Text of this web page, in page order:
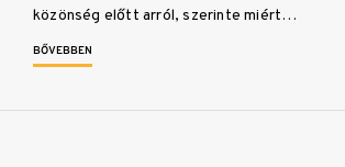
közönség előtt arról, szerinte miért…
BŐVEBBEN